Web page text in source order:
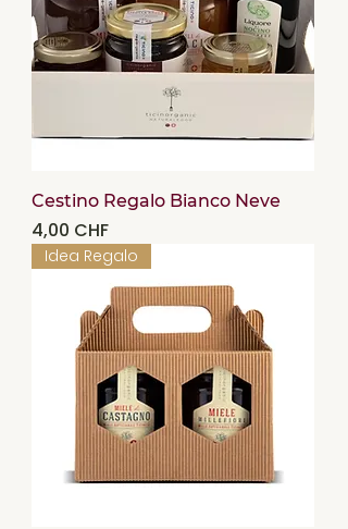
Cestino Regalo Bianco Neve
Precio
4,00 CHF
Idea Regalo